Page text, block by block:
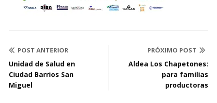
POST ANTERIOR
Unidad de Salud en
Ciudad Barrios San
Miguel
PRÓXIMO POST
Aldea Los Chapetones:
para familias
productoras